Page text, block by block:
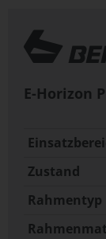
E-Horizon
Zustand
Rahmentyp